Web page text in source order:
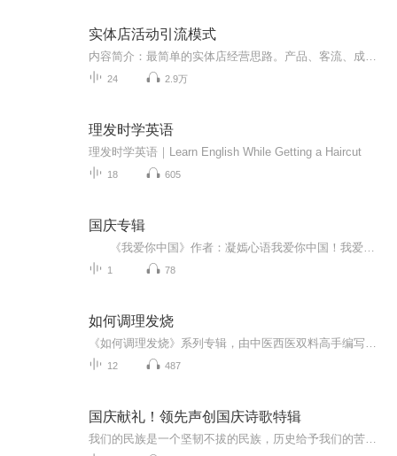
实体店活动引流模式
24 2.9万
理发时学英语
理发时学英语｜Learn English While Getting a Haircut
18 605
国庆专辑
1 78
如何调理发烧
12 487
国庆献礼！领先声创国庆诗歌特辑